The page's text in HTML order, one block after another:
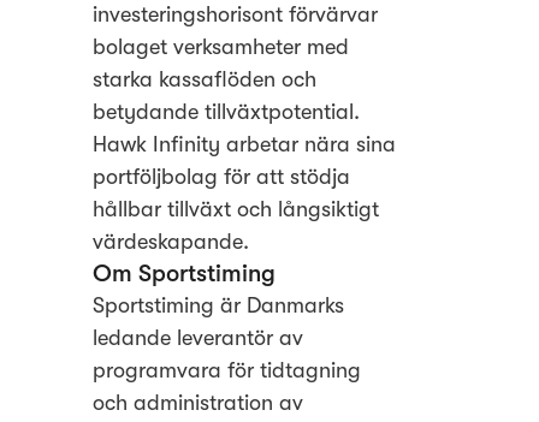
investeringshorisont förvärvar
bolaget verksamheter med
starka kassaflöden och
betydande tillväxtpotential.
Hawk Infinity arbetar nära sina
portföljbolag för att stödja
hållbar tillväxt och långsiktigt
värdeskapande.
Om Sportstiming
Sportstiming är Danmarks
ledande leverantör av
programvara för tidtagning
och administration av